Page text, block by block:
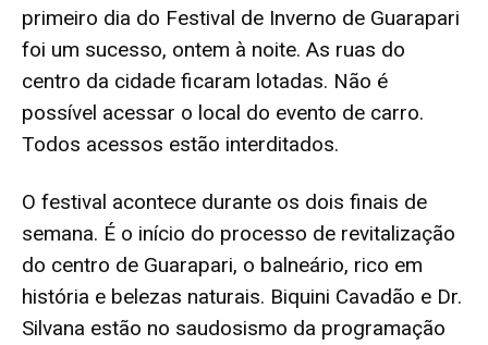
primeiro dia do Festival de Inverno de Guarapari
foi um sucesso, ontem à noite. As ruas do
centro da cidade ficaram lotadas. Não é
possível acessar o local do evento de carro.
Todos acessos estão interditados.
O festival acontece durante os dois finais de
semana. É o início do processo de revitalização
do centro de Guarapari, o balneário, rico em
história e belezas naturais. Biquini Cavadão e Dr.
Silvana estão no saudosismo da programação